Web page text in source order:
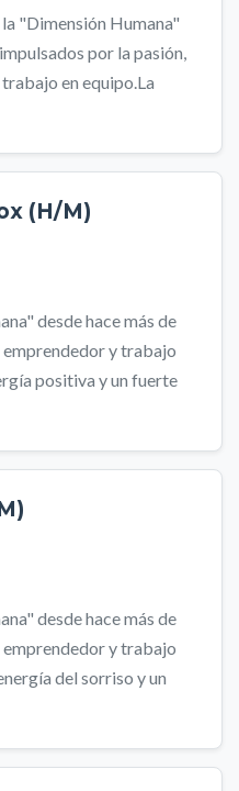
"Dimensión Humana"
por la pasión,
en equipo.La
(H/M)
desde hace más de
emprendedor y trabajo
positiva y un fuerte
desde hace más de
emprendedor y trabajo
del sorriso y un